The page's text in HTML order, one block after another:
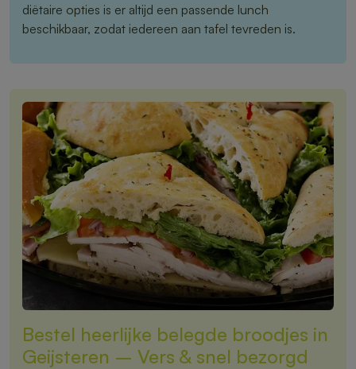
diëtaire opties is er altijd een passende lunch
beschikbaar, zodat iedereen aan tafel tevreden is.
Bestel heerlijke belegde broodjes in
Geijsteren – Vers & snel bezorgd